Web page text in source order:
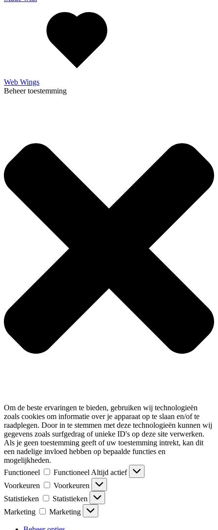
Web Wings
Beheer toestemming
Om de beste ervaringen te bieden, gebruiken wij technologieën
zoals cookies om informatie over je apparaat op te slaan en/of te
raadplegen. Door in te stemmen met deze technologieën kunnen wij
gegevens zoals surfgedrag of unieke ID's op deze site verwerken.
Als je geen toestemming geeft of uw toestemming intrekt, kan dit
een nadelige invloed hebben op bepaalde functies en
mogelijkheden.
Functioneel
Functioneel Altijd actief
Voorkeuren
Voorkeuren
Statistieken
Statistieken
Marketing
Marketing